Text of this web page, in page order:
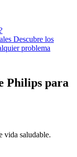
Descubre los
problema
Philips para
vida saludable.